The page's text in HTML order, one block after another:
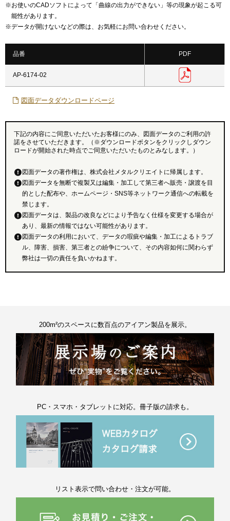
※お使いのCADソフトによって「曲線の出力ができない」等の現象が起こる可
能性があります。
※データが開けないなどの際は、お気軽にお問い合わせください。
品番 PDF
AP-6174-02
図面データダウンロードページ
下記の内容にご同意いただいたお客様にのみ、図面データのご利用の許
諾をさせていただきます。（※ダウンロードボタンをクリックしダウン
ロードが開始された時点でご同意いただいたものとみなします。）
図面データの著作権は、株式会社メタルクリエイトに帰属します。
図面データを無断で複製又は編集・加工して第三者へ販売・譲渡を目
的とした配布や、ホームページ・SNS等ネットワーク通信への転載を
禁じます。
図面データは、製品の改良などにより予告なく仕様を変更する場合が
あり、最新の情報ではない可能性があります。
図面データの利用において、データの瑕疵や編集・加工によるトラブ
ル、障害、損害、第三者との紛争について、その内容如何に関わらず
弊社は一切の責任を負いかねます。
200m²のスペースに数百点のアイアン製品を展示。
PC・スマホ・タブレットに対応。冊子版の請求も。
リスト表示で問い合わせ・注文が可能。